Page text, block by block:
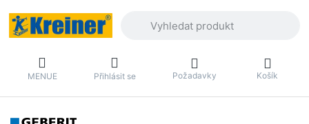
MENUE Přihlásit se Požadavky Košík